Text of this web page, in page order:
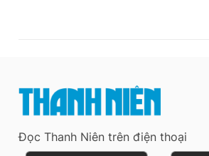
Đọc Thanh Niên trên điện thoại